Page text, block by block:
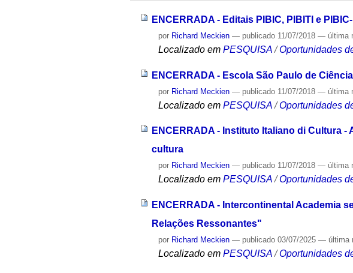
ENCERRADA - Editais PIBIC, PIBITI e
por Richard Meckien — publicado 11/07/2018— última
Localizado em PESQUISA /Oportunidades
ENCERRADA - Escola São Paulo de
por Richard Meckien — publicado 11/07/2018— última
Localizado em PESQUISA /Oportunidades
ENCERRADA - Instituto Italiano di Cultura
cultura
por Richard Meckien — publicado 11/07/2018— última
Localizado em PESQUISA /Oportunidades
ENCERRADA - Intercontinental Academia
Relações Ressonantes"
por Richard Meckien — publicado 03/07/2025— última
Localizado em PESQUISA /Oportunidades